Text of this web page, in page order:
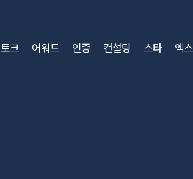
토크 어워드 인증 컨설팅 스타 엑